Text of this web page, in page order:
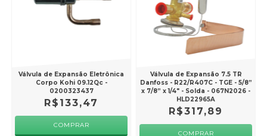
Válvula de Expansão Eletrônica
Corpo Kohi 09.12Qc -
0200323437
R$133,47
Válvula de Expansão 7.5 TR
Danfoss - R22/R407C - TGE - 5/8”
x 7/8” x 1/4" - Solda - 067N2026 -
HLD22965A
R$317,89